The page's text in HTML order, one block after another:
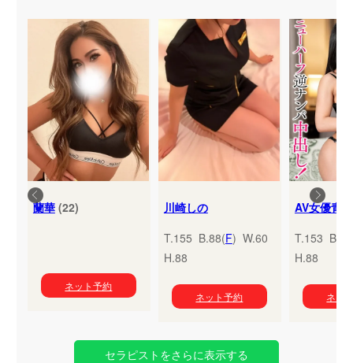
蘭華(22)
ネット予約
川崎しの
T.155 B.88(F) W.60
H.88
ネット予約
T.153
H.88
ネッ
セラピストをさらに表示する